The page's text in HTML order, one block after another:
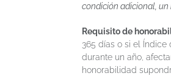
condición adicional,
Requisito de
365 días o si el Índice
durante un año,
honorabilidad